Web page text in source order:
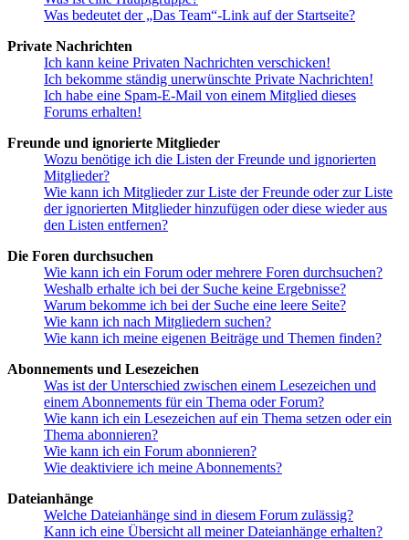
Was bedeutet der „Das Team“-Link auf der Startseite?
Private Nachrichten
Ich kann keine Privaten Nachrichten verschicken!
Ich bekomme ständig unerwünschte Private Nachrichten!
Ich habe eine Spam-E-Mail von einem Mitglied dieses
Forums erhalten!
Freunde und ignorierte Mitglieder
Wozu benötige ich die Listen der Freunde und ignorierten
Mitglieder?
Wie kann ich Mitglieder zur Liste der Freunde oder zur Liste
der ignorierten Mitglieder hinzufügen oder diese wieder aus
den Listen entfernen?
Die Foren durchsuchen
Wie kann ich ein Forum oder mehrere Foren durchsuchen?
Weshalb erhalte ich bei der Suche keine Ergebnisse?
Warum bekomme ich bei der Suche eine leere Seite?
Wie kann ich nach Mitgliedern suchen?
Wie kann ich meine eigenen Beiträge und Themen finden?
Abonnements und Lesezeichen
Was ist der Unterschied zwischen einem Lesezeichen und
einem Abonnements für ein Thema oder Forum?
Wie kann ich ein Lesezeichen auf ein Thema setzen oder ein
Thema abonnieren?
Wie kann ich ein Forum abonnieren?
Wie deaktiviere ich meine Abonnements?
Dateianhänge
Welche Dateianhänge sind in diesem Forum zulässig?
Kann ich eine Übersicht all meiner Dateianhänge erhalten?